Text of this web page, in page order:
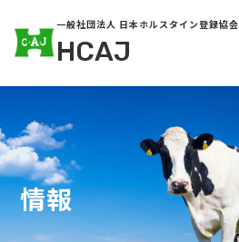
一般社団法人 日本ホルスタイン登録協会
HCAJ
情報